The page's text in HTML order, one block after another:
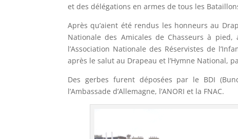
et des délégations en armes de tous les
Après qu’aient été rendus les honneurs au
Nationale des Amicales de Chasseurs à
l’Association Nationale des Réservistes de
après le salut au Drapeau et l’Hymne National,
Des gerbes furent déposées par le BDI
l’Ambassade d’Allemagne, l’ANORI et la FNAC.